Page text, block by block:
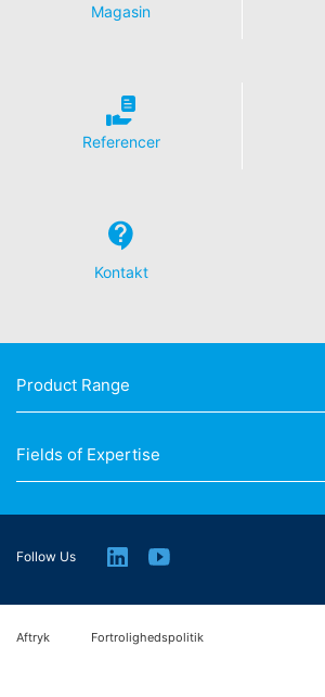
Magasin
Referencer
Kontakt
Product Range
Fields of Expertise
Follow Us
Aftryk Fortrolighedspolitik